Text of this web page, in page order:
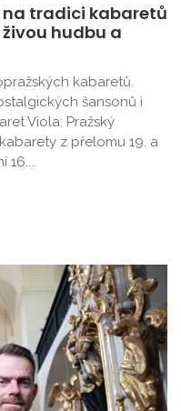
tradici kabaretů
hudbu a
kabaretů.
šansonů i
Viola: Pražský
z přelomu 19. a
16....